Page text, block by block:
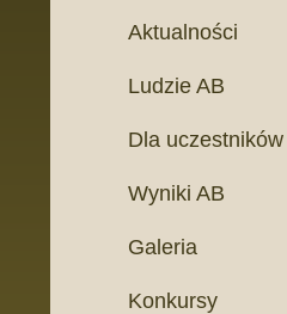
Aktualności
Ludzie AB
Dla uczestników
Wyniki AB
Galeria
Konkursy